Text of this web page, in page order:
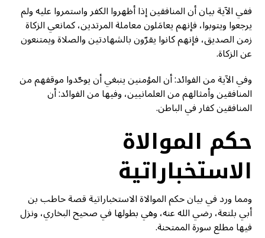
ففي الآية بيان أن المنافقين إذا أظهروا الكفر واستمروا عليه ولم
يرجعوا ويتوبوا، فإنهم يعامَلون معاملة المرتدين، كمانعي الزكاة
زمن الصديق، فإنهم كانوا يقرّون بالشهادتين والصلاة ويمتنعون
عن الزكاة.
وفي الآية من الفوائد: أن المؤمنين ينبغي أن يوحّدوا موقفهم من
المنافقين وأمثالهم من العلمانيين، وفيها من الفوائد: أن
المنافقين كفار في الباطن.
حكم الموالاة
الاستخباراتية
ومما ورد في بيان حكم الموالاة الاستخباراتية قصة حاطب بن
أبي بلتعة، رضي الله عنه، وهي بطولها في صحيح البخاري، ونزل
فيها مطلع سورة الممتحنة.